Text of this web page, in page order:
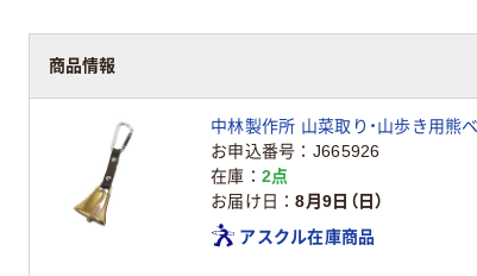
商品情報
中林製作所 山菜取り・山歩き用熊
お申込番号
J665926
在庫
2点
お届け日
8月9日（日）
アスクル在庫商品